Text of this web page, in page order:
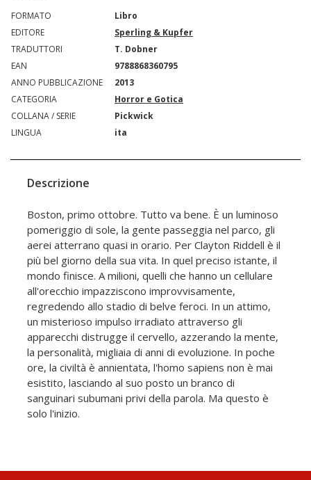
FORMATO
Libro
EDITORE
Sperling & Kupfer
TRADUTTORI
T. Dobner
EAN
9788868360795
ANNO PUBBLICAZIONE
2013
CATEGORIA
Horror e Gotica
COLLANA / SERIE
Pickwick
LINGUA
ita
Descrizione
Boston, primo ottobre. Tutto va bene. È un luminoso
pomeriggio di sole, la gente passeggia nel parco, gli
aerei atterrano quasi in orario. Per Clayton Riddell è il
più bel giorno della sua vita. In quel preciso istante, il
mondo finisce. A milioni, quelli che hanno un cellulare
all'orecchio impazziscono improvvisamente,
regredendo allo stadio di belve feroci. In un attimo,
un misterioso impulso irradiato attraverso gli
apparecchi distrugge il cervello, azzerando la mente,
la personalità, migliaia di anni di evoluzione. In poche
ore, la civiltà è annientata, l'homo sapiens non è mai
esistito, lasciando al suo posto un branco di
sanguinari subumani privi della parola. Ma questo è
solo l'inizio.